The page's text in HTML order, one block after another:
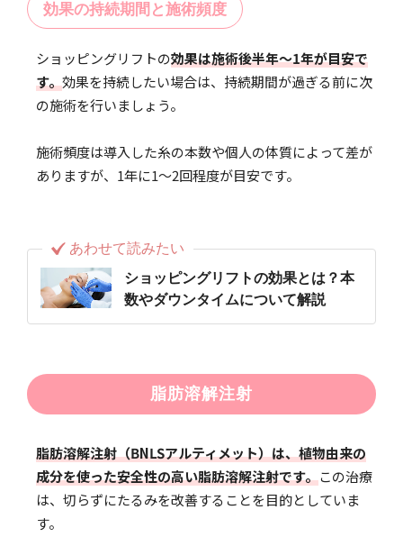
効果の持続期間と施術頻度
ショッピングリフトの効果は施術後半年〜1年が目安で
す。効果を持続したい場合は、持続期間が過ぎる前に次
の施術を行いましょう。
施術頻度は導入した糸の本数や個人の体質によって差が
ありますが、1年に1〜2回程度が目安です。
あわせて読みたい
ショッピングリフトの効果とは？本
数やダウンタイムについて解説
脂肪溶解注射
脂肪溶解注射（BNLSアルティメット）は、植物由来の
成分を使った安全性の高い脂肪溶解注射です。この治療
は、切らずにたるみを改善することを目的としていま
す。